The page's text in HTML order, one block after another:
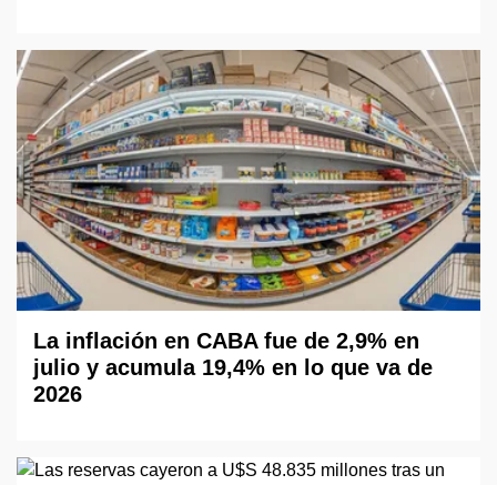
La inflación en CABA fue de 2,9% en
julio y acumula 19,4% en lo que va de
2026